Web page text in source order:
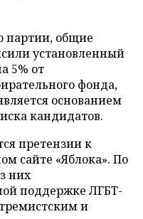
партии, общие
установленный
5% от
фонда,
основанием
кандидатов.
претензии к
сайте «Яблока». По
них
поддержке ЛГБТ-
и